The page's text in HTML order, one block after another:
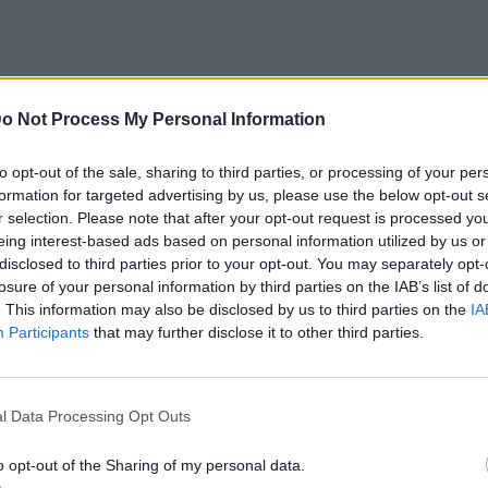
Not Process My Personal Information
opt-out of the sale, sharing to third parties, or processing of your
for targeted advertising by us, please use the below opt-out
selection. Please note that after your opt-out request is processed
interest-based ads based on personal information utilized by us
to third parties prior to your opt-out. You may separately
of your personal information by third parties on the IAB’s list of
This information may also be disclosed by us to third parties on the
Participants that may further disclose it to other third parties.
Data Processing Opt Outs
opt-out of the Sharing of my personal data.
ανάρτηση, περιέγραψε με χιούμορ την
με ενθουσιασμό, συνεχίσαμε με
Και του χρόνου πάλι από την
να υψωθεί στον ουρανό, το τελικό
καθώς κατέληξε μπλεγμένος σε θάμνο.
με χιούμορ από τον Κώστα Μπακογιάννη,
ευχές σε όλους για καλή Σαρακοστή
ιδιαίτερη σημασία, καθώς το τελευταίο
ένα πρόβλημα υγείας και